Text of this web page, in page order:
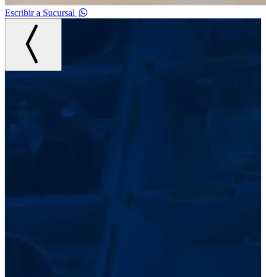
Escribir a Sucursal